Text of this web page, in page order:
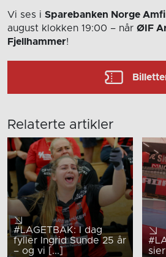
Vi ses i Sparebanken Norge
august klokken 19:00 – når ØIF
Fjellhammer!
Relaterte artikler
#LAGETBAK: I dag
fyller Ingrid Sunde 25 år
– og vi [...]